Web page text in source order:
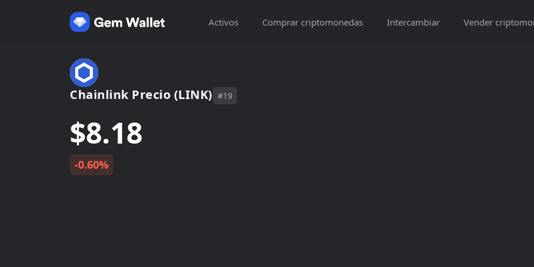
Activos Comprar criptomonedas Intercambiar Vender
Chainlink Precio (LINK) #19
$8.18
-0.60%